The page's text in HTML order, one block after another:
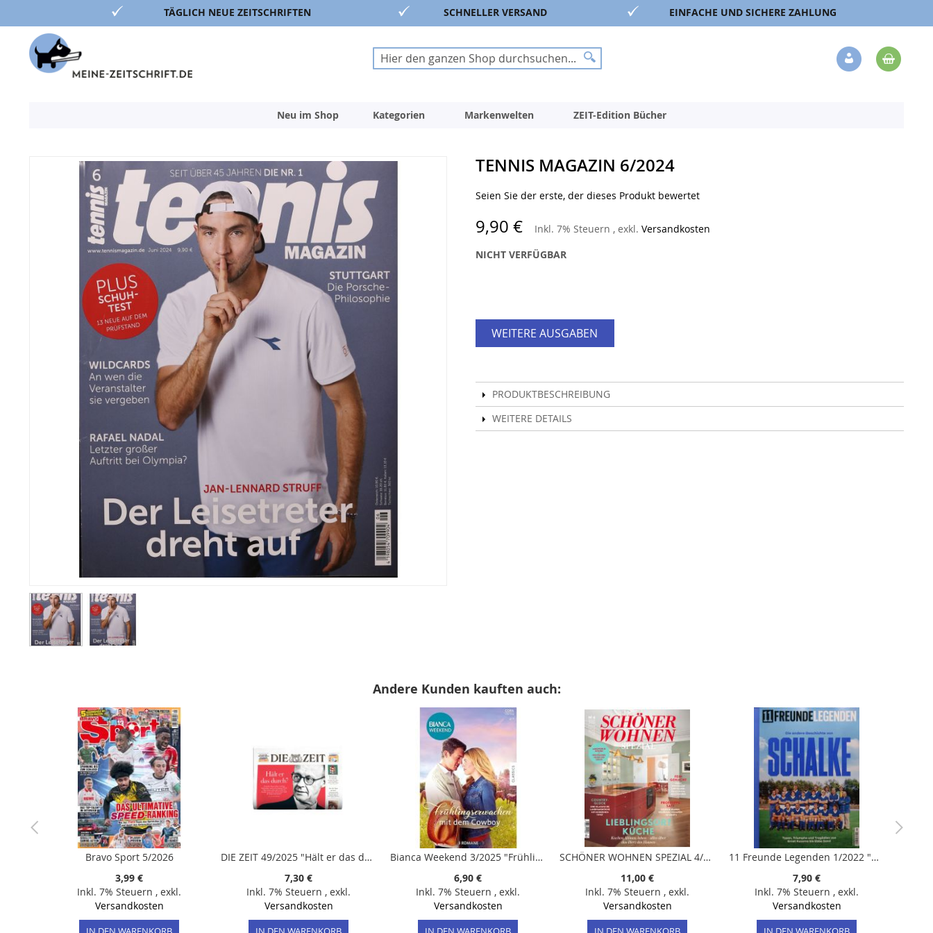
TÄGLICH NEUE ZEITSCHRIFTEN SCHNELLER VERSAND EINFACHE UND SICHERE ZAHLUNG
Suche
Suche
Inhalt
Veränderung
Neu im Shop Kategorien Markenwelten ZEIT-Edition Bücher
TENNIS MAGAZIN 6/2024
Seien Sie der erste, der dieses Produkt bewertet
9,90 € Inkl. 7% Steuern , exkl. Versandkosten
NICHT VERFÜGBAR
WEITERE AUSGABEN
PRODUKTBESCHREIBUNG
WEITERE DETAILS
Andere Kunden kauften auch:
Bravo Sport 5/2026
3,99 €
Inkl. 7% Steuern , exkl.
Versandkosten
DIE ZEIT 49/2025 "Hält er das durch?"
7,30 €
Inkl. 7% Steuern , exkl.
Versandkosten
Bianca Weekend 3/2025 "Frühlingserwachen mit dem Cowboy"
6,90 €
Inkl. 7% Steuern , exkl.
Versandkosten
SCHÖNER WOHNEN SPEZIAL 4/2025 "Lieblingsort Küche"
11,00 €
Inkl. 7% Steuern , exkl.
Versandkosten
11 Freunde Legenden 1/2022 "Die andere Geschichte von Schalke"
7,90 €
Inkl. 7% Steuern , exkl.
Versandkosten